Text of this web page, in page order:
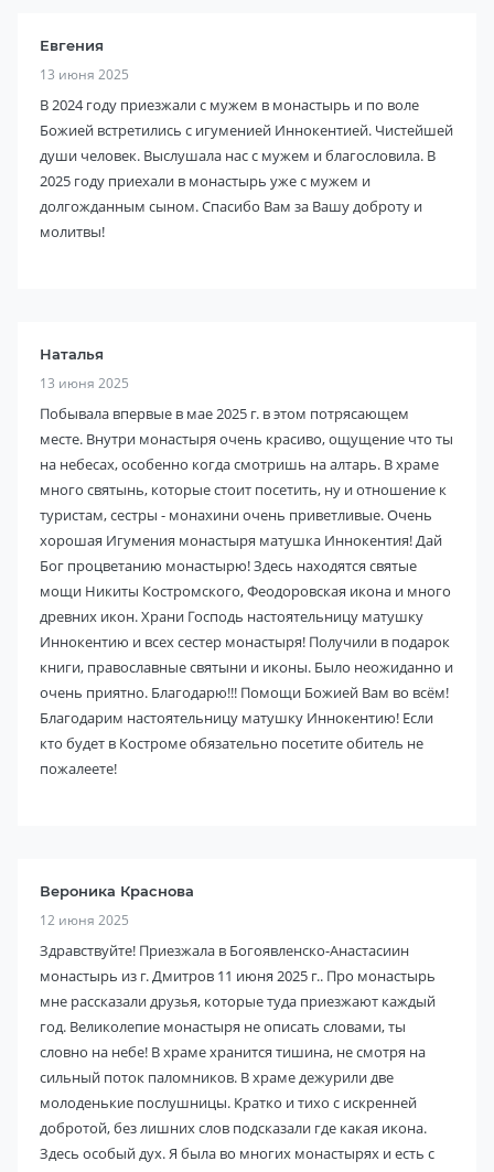
Евгения
13 июня 2025
В 2024 году приезжали с мужем в монастырь и по воле
Божией встретились с игуменией Иннокентией. Чистейшей
души человек. Выслушала нас с мужем и благословила. В
2025 году приехали в монастырь уже с мужем и
долгожданным сыном. Спасибо Вам за Вашу доброту и
молитвы!
Наталья
13 июня 2025
Побывала впервые в мае 2025 г. в этом потрясающем
месте. Внутри монастыря очень красиво, ощущение что ты
на небесах, особенно когда смотришь на алтарь. В храме
много святынь, которые стоит посетить, ну и отношение к
туристам, сестры - монахини очень приветливые. Очень
хорошая Игумения монастыря матушка Иннокентия! Дай
Бог процветанию монастырю! Здесь находятся святые
мощи Никиты Костромского, Феодоровская икона и много
древних икон. Храни Господь настоятельницу матушку
Иннокентию и всех сестер монастыря! Получили в подарок
книги, православные святыни и иконы. Было неожиданно и
очень приятно. Благодарю!!! Помощи Божией Вам во всём!
Благодарим настоятельницу матушку Иннокентию! Если
кто будет в Костроме обязательно посетите обитель не
пожалеете!
Вероника Краснова
12 июня 2025
Здравствуйте! Приезжала в Богоявленско-Анастасиин
монастырь из г. Дмитров 11 июня 2025 г.. Про монастырь
мне рассказали друзья, которые туда приезжают каждый
год. Великолепие монастыря не описать словами, ты
словно на небе! В храме хранится тишина, не смотря на
сильный поток паломников. В храме дежурили две
молоденькие послушницы. Кратко и тихо с искренней
добротой, без лишних слов подсказали где какая икона.
Здесь особый дух. Я была во многих монастырях и есть с